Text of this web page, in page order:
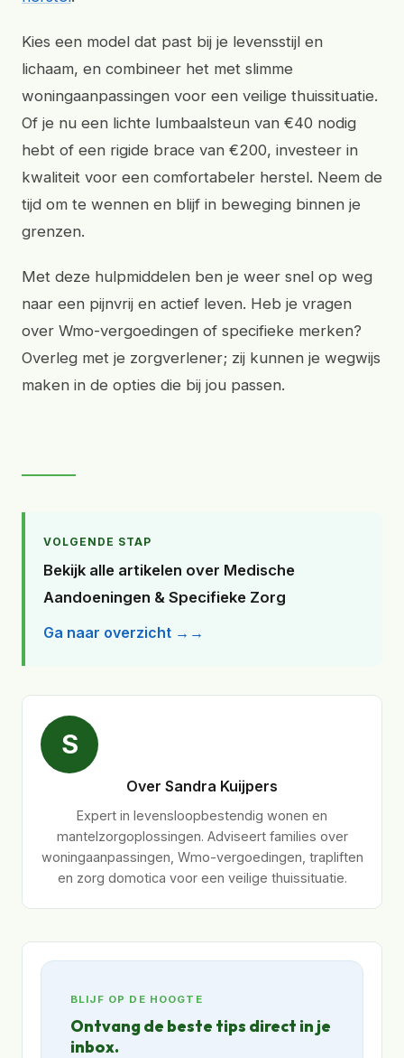
Kies een model dat past bij je levensstijl en
lichaam, en combineer het met slimme
woningaanpassingen voor een veilige thuissituatie.
Of je nu een lichte lumbaalsteun van €40 nodig
hebt of een rigide brace van €200, investeer in
kwaliteit voor een comfortabeler herstel. Neem de
tijd om te wennen en blijf in beweging binnen je
grenzen.
Met deze hulpmiddelen ben je weer snel op weg
naar een pijnvrij en actief leven. Heb je vragen
over Wmo-vergoedingen of specifieke merken?
Overleg met je zorgverlener; zij kunnen je wegwijs
maken in de opties die bij jou passen.
VOLGENDE STAP
Bekijk alle artikelen over Medische
Aandoeningen & Specifieke Zorg
Ga naar overzicht →
S
Over Sandra Kuijpers
Expert in levensloopbestendig wonen en
mantelzorgoplossingen. Adviseert families over
woningaanpassingen, Wmo-vergoedingen, trapliften
en zorg domotica voor een veilige thuissituatie.
BLIJF OP DE HOOGTE
Ontvang de beste tips direct in je
inbox.